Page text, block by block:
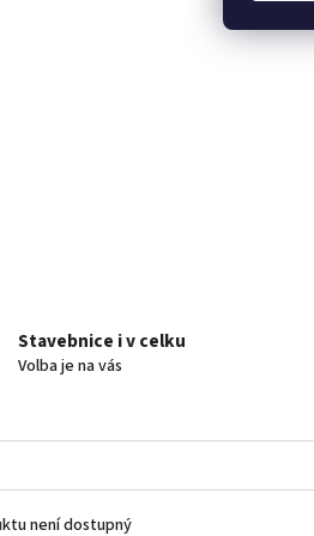
Stavebnice i v celku
Volba je na vás
není dostupný